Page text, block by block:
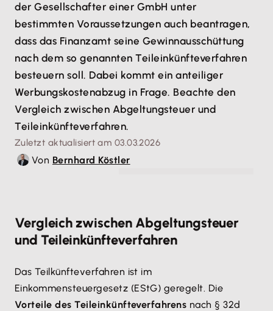
der Gesellschafter einer GmbH unter
bestimmten Voraussetzungen auch beantragen,
dass das Finanzamt seine Gewinnausschüttung
nach dem so genannten Teileinkünfteverfahren
besteuern soll. Dabei kommt ein anteiliger
Werbungskostenabzug in Frage. Beachte den
Vergleich zwischen Abgeltungsteuer und
Teileinkünfteverfahren.
Zuletzt aktualisiert am 03.03.2026
Von Bernhard Köstler© Mauro Rodrigues - stock.adobe.com
Vergleich zwischen Abgeltungsteuer
und Teileinkünfteverfahren
Das Teilkünfteverfahren ist im
Einkommensteuergesetz (EStG) geregelt. Die
Vorteile des Teileinkünfteverfahrens nach § 32d